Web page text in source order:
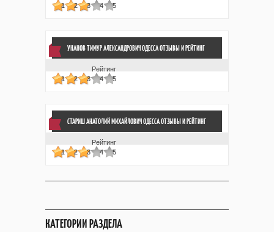
1
2 3 4 5
УНАНОВ ТИМУР АЛЕКСАНДРОВИЧ ОДЕССА ОТЗЫВЫИ РЕЙТИНГ
Рейтинг
1
2 3 4 5
СТАРИШ АНАТОЛИЙ МИХАЙЛОВИЧ ОДЕССА ОТЗЫВЫИ РЕЙТИНГ
Рейтинг
1
2 3 4 5
КАТЕГОРИИ РАЗДЕЛА